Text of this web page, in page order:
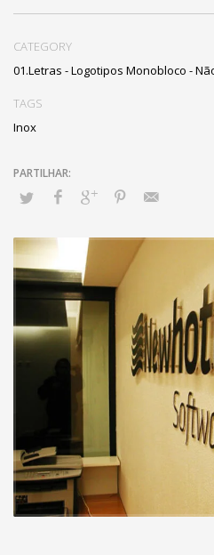
CATEGORY
01.Letras - Logotipos Monobloco -
TAGS
Inox